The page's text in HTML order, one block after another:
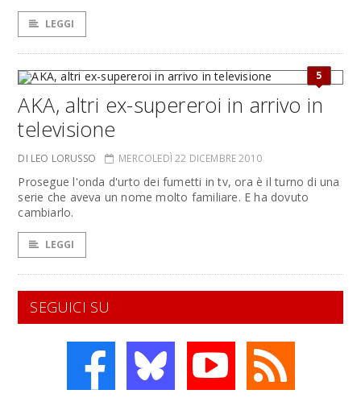
LEGGI
5
AKA, altri ex-supereroi in arrivo in
televisione
DI LEO LORUSSO MERCOLEDÌ 22 DICEMBRE 2010
Prosegue l'onda d'urto dei fumetti in tv, ora è il turno di una
serie che aveva un nome molto familiare. E ha dovuto
cambiarlo.
LEGGI
SEGUICI SU